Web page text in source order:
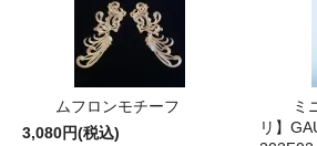
ムフロンモチーフ
3,080円(税込)
ミ
リ】